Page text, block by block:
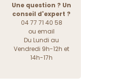
Une question ? Un
conseil d'expert ?
04 77 71 40 58
ou email
Du Lundi au
Vendredi 9h-12h et
14h-17h